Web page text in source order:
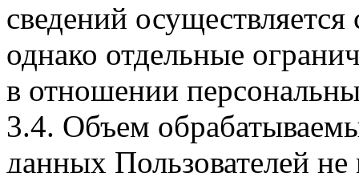
сведений
однако отдельные
в отношении
3.4. Объем
данных Пользователей